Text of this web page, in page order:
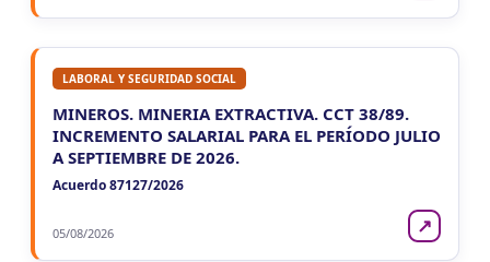
LABORAL Y SEGURIDAD SOCIAL
MINEROS. MINERIA EXTRACTIVA. CCT 38/89.
INCREMENTO SALARIAL PARA EL PERÍODO JULIO
A SEPTIEMBRE DE 2026.
Acuerdo 87127/2026
05/08/2026 ↗